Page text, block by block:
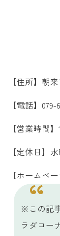
【住所】朝
【電話】079-
【営業時間
【定休日】
【ホームペー
※この記
ラダコー